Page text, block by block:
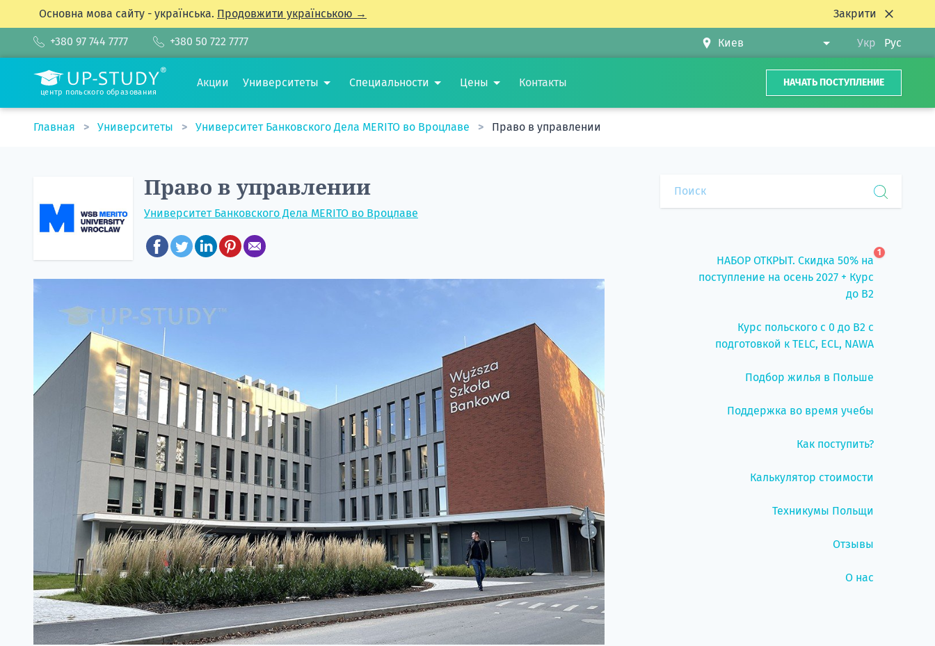
Основна мова сайту - українська. Продовжити українською → Закрити
+380 97 744 7777 +380 50 722 7777 Укр Рус
центр польского образования
Акции Университеты Специальности Цены Контакты НАЧАТЬ ПОСТУПЛЕНИЕ
Главная Университеты Университет Банковского Дела MERITO во Вроцлаве Право в управлении
Право в управлении
Университет Банковского Дела MERITO во Вроцлаве
НАБОР ОТКРЫТ. Скидка 50% на
поступление на осень 2027 + Курс
до B2
1
Курс польского с 0 до B2 с
подготовкой к TELC, ECL, NAWA
Подбор жилья в Польше
Поддержка во время учебы
Как поступить?
Калькулятор стоимости
Техникумы Польщи
Отзывы
О нас